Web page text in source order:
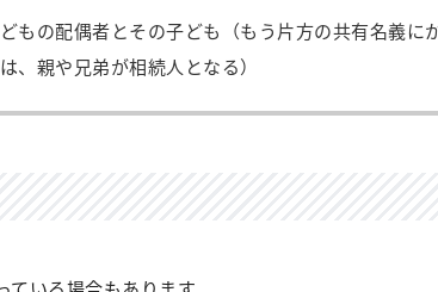
もの配偶者とその子ども（もう片方の共有名義に
、親や兄弟が相続人となる）